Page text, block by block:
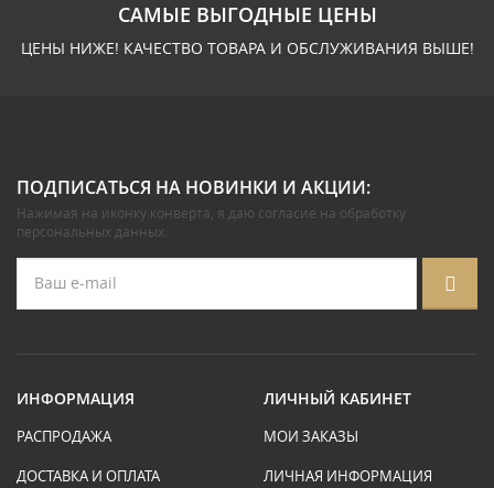
САМЫЕ ВЫГОДНЫЕ ЦЕНЫ
ЦЕНЫ НИЖЕ! КАЧЕСТВО ТОВАРА И ОБСЛУЖИВАНИЯ ВЫШЕ!
ПОДПИСАТЬСЯ НА НОВИНКИ И АКЦИИ:
Нажимая на иконку конверта, я даю согласие на обработку
персональных данных.
ИНФОРМАЦИЯ
РАСПРОДАЖА
ДОСТАВКА И ОПЛАТА
ЛИЧНЫЙ КАБИНЕТ
МОИ ЗАКАЗЫ
ЛИЧНАЯ ИНФОРМАЦИЯ